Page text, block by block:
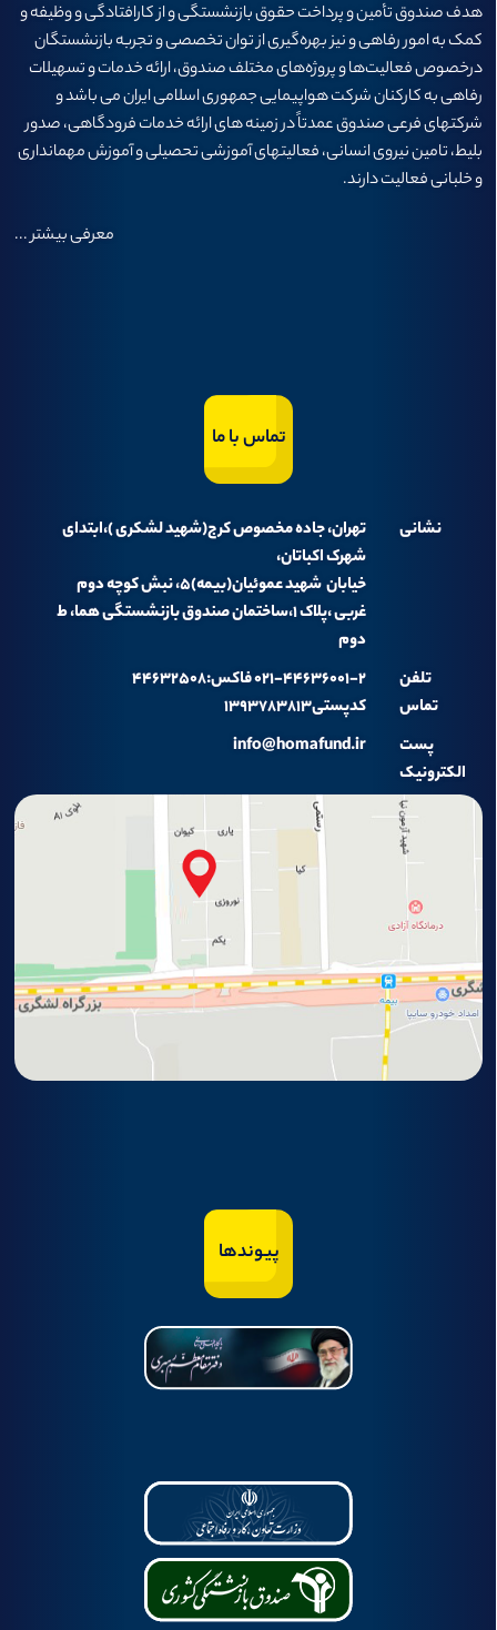
هدف صندوق تأمين و پرداخت حقوق بازنشستگی و از كارافتادگی و وظيفه و
كمک به امور رفاهی و نيز بهره‌گيری از توان تخصصی و تجربه بازنشستگان
درخصوص فعاليت‌ها و پروژه‌های مختلف صندوق، ارائه خدمات و تسهيلات
رفاهی به كاركنان شركت هواپيمايی جمهوری اسلامی ايران می باشد و
شرکتهای فرعی صندوق عمدتاً در زمینه های ارائه خدمات فرودگاهی، صدور
بلیط، تامین نیروی انسانی، فعالیتهای آموزشی تحصیلی و آموزش مهمانداری
و خلبانی فعالیت دارند.
معرفی بیشتر...
تماس با ما
نشانی
تهران، جاده مخصوص کرج(شهید لشکری )،ابتدای
شهرک اکباتان،
خیابان شهید عموئیان(بیمه)۵، نبش کوچه دوم
غربی ،پلاک ۱،ساختمان صندوق بازنشستگی هما، ط
دوم
تلفن
تماس
۰۲۱-۴۴۶۳۶۰۰۱-۲ فاکس:۴۴۶۳۲۵۰۸
کدپستی۱۳۹۳۷۸۳۸۱۳
پست
الکترونیک
info@homafund.ir
پیوندها